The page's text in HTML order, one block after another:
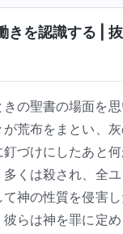
きを認識する |
の聖書の場面を
荒布をまとい、
づけにしたあと
くは殺され、全
神の性質を侵害
らは神を罪に定